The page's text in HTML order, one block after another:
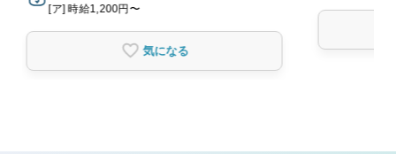
[ア] 時給1,200円〜
気になる